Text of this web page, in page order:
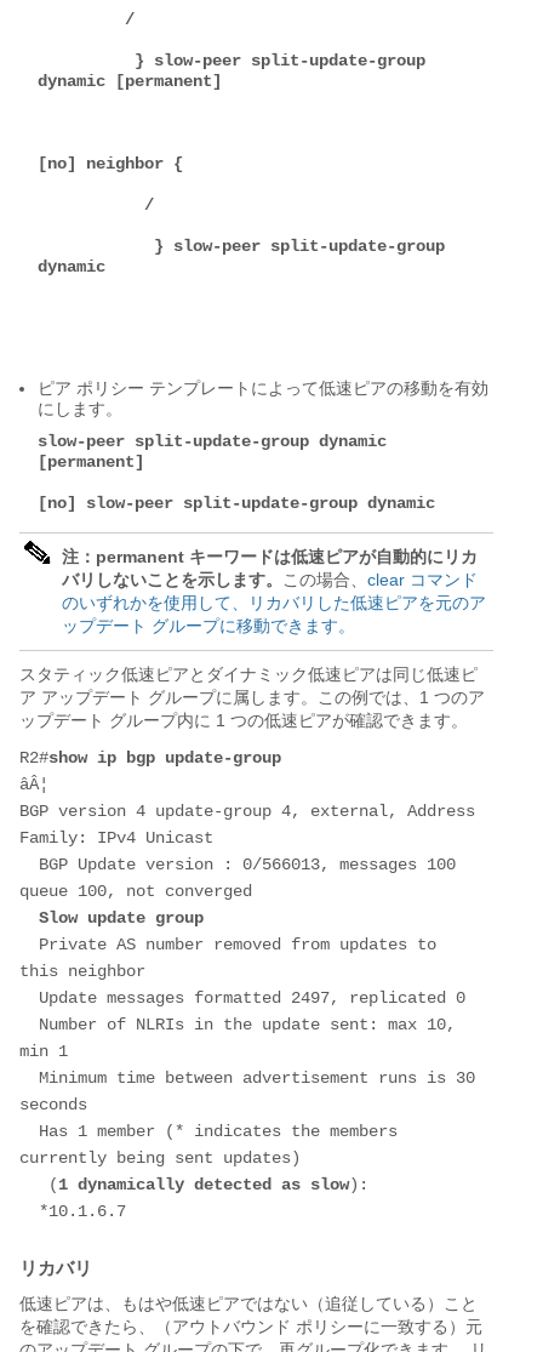
dynamic [permanent]
[no] neighbor {
dynamic
ピア ポリシー テンプレートによって低速ピアの移動を有効
にします。
slow-peer split-update-group dynamic
[permanent]
[no] slow-peer split-update-group dynamic
注： permanent キーワードは低速ピアが自動的にリカ
バリしないことを示します。
この場合、 clear コマンド
のいずれかを使用して、リカバリした低速ピアを元のア
ップデート グループに移動できます。
スタティック低速ピアとダイナミック低速ピアは同じ低速ピ
ア アップデート グループに属します。この例では、1 つのア
ップデート グループ内に 1 つの低速ピアが確認できます。
R2#show ip bgp update-group
âÂ¦
BGP version 4 update-group 4, external, Address
Family: IPv4 Unicast
BGP Update version : 0/566013, messages 100
queue 100, not converged
Slow update group
Private AS number removed from updates to
this neighbor
Update messages formatted 2497, replicated 0
Number of NLRIs in the update sent: max 10,
min 1
Minimum time between advertisement runs is 30
seconds
Has 1 member (* indicates the members
currently being sent updates)
(1 dynamically detected as slow):
*10.1.6.7
リカバリ
低速ピアは、もはや低速ピアではない（追従している）こと
を確認できたら、（アウトバウンド ポリシーに一致する）元